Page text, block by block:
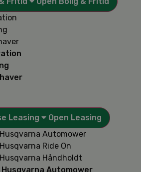
Leasing
Open Leasing
Automower
Ride On
Håndholdt
Husqvarna Automower